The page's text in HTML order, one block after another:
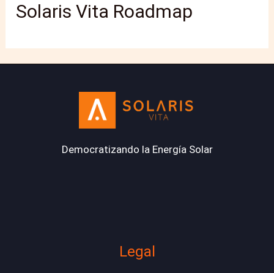
Solaris Vita Roadmap
Democratizando la Energía Solar
Legal